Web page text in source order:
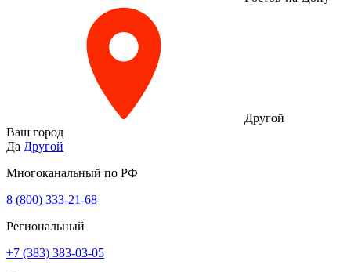
Другой
Ваш город
Да Другой
Многоканальный по РФ
8 (800) 333‑21-68
Региональный
+7 (383) 383-03-05